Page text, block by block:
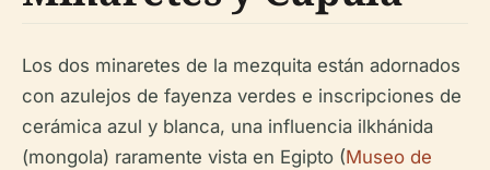
Los dos minaretes de la mezquita están adornados
con azulejos de fayenza verdes e inscripciones de
cerámica azul y blanca, una influencia ilkhánida
(mongola) raramente vista en Egipto (Museo de